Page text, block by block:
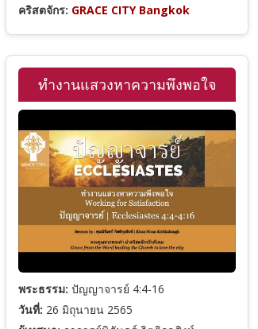
คริสตจักร: GRACE CITY Bangkok
ทำงานแสวงหาความพึงพอใจ
พระธรรม: ปัญญาจารย์ 4:4-16
วันที่: 26 มิถุนายน 2565